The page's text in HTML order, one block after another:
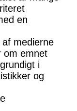
en
medierne
om emnet
i
og